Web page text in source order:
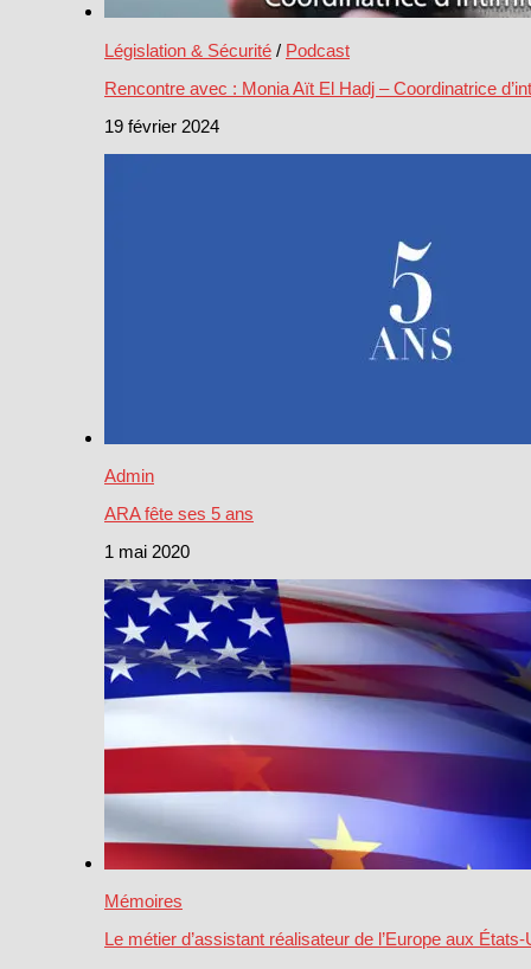
Législation & Sécurité / Podcast
Rencontre avec : Monia Aït El Hadj – Coordinatrice
19 février 2024
Admin
ARA fête ses 5 ans
1 mai 2020
Mémoires
Le métier d’assistant réalisateur de l’Europe aux États-